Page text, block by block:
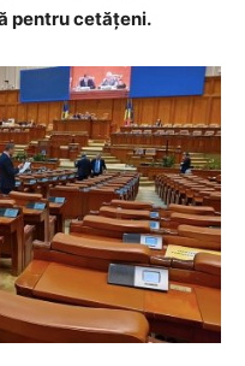
pentru cetățeni.